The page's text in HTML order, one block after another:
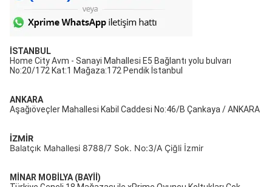
İSTANBUL
Home City Avm - Sanayi Mahallesi E5 Bağlantı yolu bulvarı
No:20/172 Kat:1 Mağaza:172 Pendik İstanbul
ANKARA
Aşağıöveçler Mahallesi Kabil Caddesi No:46/B Çankaya / ANKARA
İZMİR
Balatçık Mahallesi 8788/7 Sok. No:3/A Çiğli İzmir
MİNAR MOBİLYA (BAYİİ)